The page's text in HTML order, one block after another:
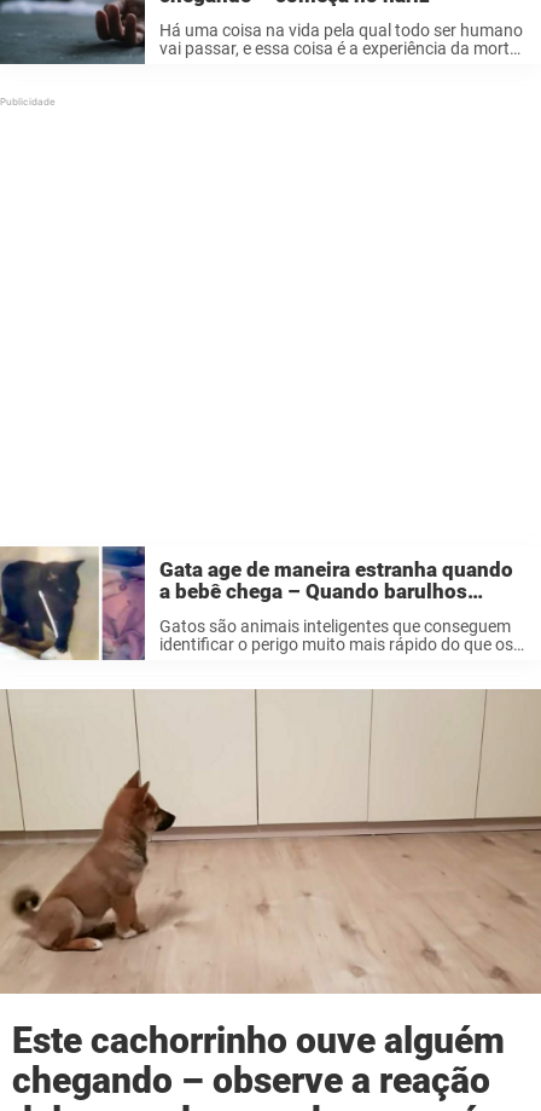
Há uma coisa na vida pela qual todo ser humano
vai passar, e essa coisa é a experiência da morte.
Gata age de maneira estranha quando
a bebê chega – Quando barulhos
estranhos são ouvidos da babá
eletrônica da bebê, os pais percebem o
que ela fez
Gatos são animais inteligentes que conseguem
identificar o perigo muito mais rápido do que os
Este cachorrinho ouve alguém
chegando – observe a reação